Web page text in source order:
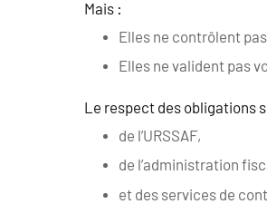
Mais :
Elles ne contrôlent
Elles ne valident pas
Le respect des obligations
de l’URSSAF,
de l’administration
et des services de